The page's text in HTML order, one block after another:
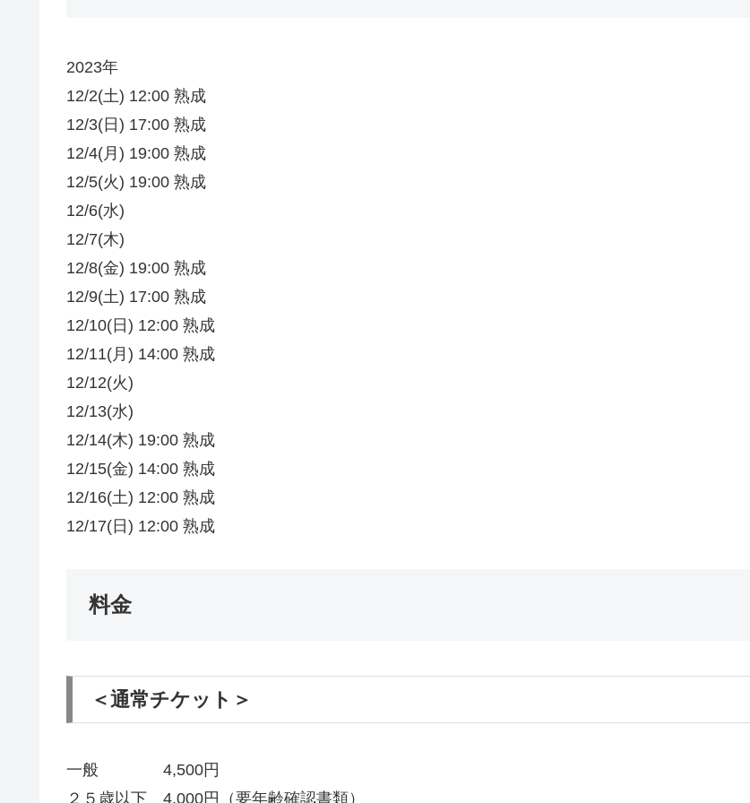
2023年
12/2(土) 12:00 熟成
12/3(日) 17:00 熟成
12/4(月) 19:00 熟成
12/5(火) 19:00 熟成
12/6(水)
12/7(木)
12/8(金) 19:00 熟成
12/9(土) 17:00 熟成
12/10(日) 12:00 熟成
12/11(月) 14:00 熟成
12/12(火)
12/13(水)
12/14(木) 19:00 熟成
12/15(金) 14:00 熟成
12/16(土) 12:00 熟成
12/17(日) 12:00 熟成
料金
＜通常チケット＞
一般 4,500円
２５歳以下 4,000円（要年齢確認書類）